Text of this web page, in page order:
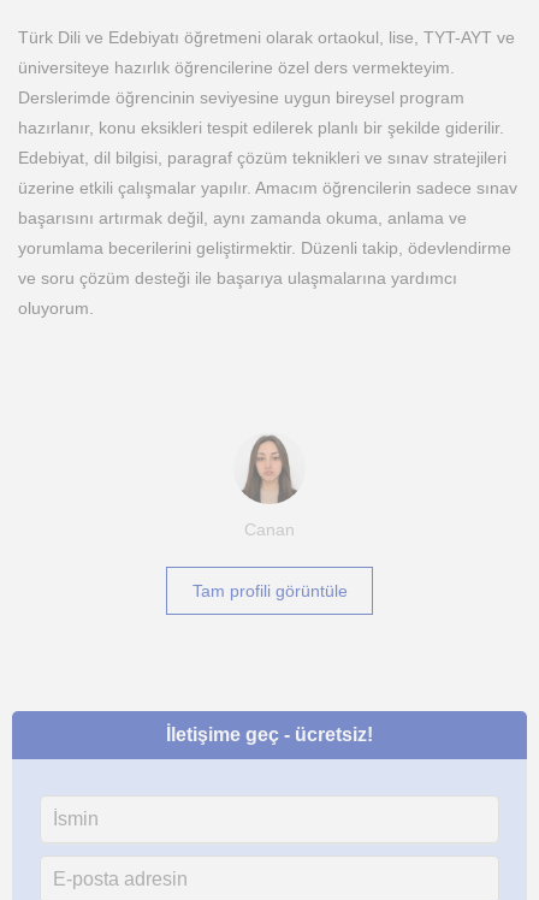
Türk Dili ve Edebiyatı öğretmeni olarak ortaokul, lise, TYT-AYT ve
üniversiteye hazırlık öğrencilerine özel ders vermekteyim.
Derslerimde öğrencinin seviyesine uygun bireysel program
hazırlanır, konu eksikleri tespit edilerek planlı bir şekilde giderilir.
Edebiyat, dil bilgisi, paragraf çözüm teknikleri ve sınav stratejileri
üzerine etkili çalışmalar yapılır. Amacım öğrencilerin sadece sınav
başarısını artırmak değil, aynı zamanda okuma, anlama ve
yorumlama becerilerini geliştirmektir. Düzenli takip, ödevlendirme
ve soru çözüm desteği ile başarıya ulaşmalarına yardımcı
oluyorum.
Canan
Tam profili görüntüle
İletişime geç - ücretsiz!